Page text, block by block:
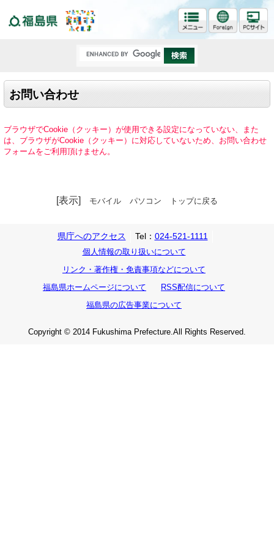
お問い合わせ
ブラウザでCookie（クッキー）が使用できる設定になっていない、また
は、ブラウザがCookie（クッキー）に対応していないため、お問い合わせ
フォームをご利用頂けません。
[表示] モバイル パソコン トップに戻る
県庁へのアクセス Tel： 024-521-1111
個人情報の取り扱いについて
リンク・著作権・免責事項などについて
福島県ホームページについて
RSS配信について
福島県の広告事業について
Copyright © 2014 Fukushima Prefecture.All Rights Reserved.